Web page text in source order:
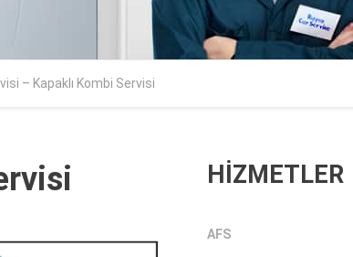
– Kapaklı Kombi Servisi
HİZMETLER
AFS